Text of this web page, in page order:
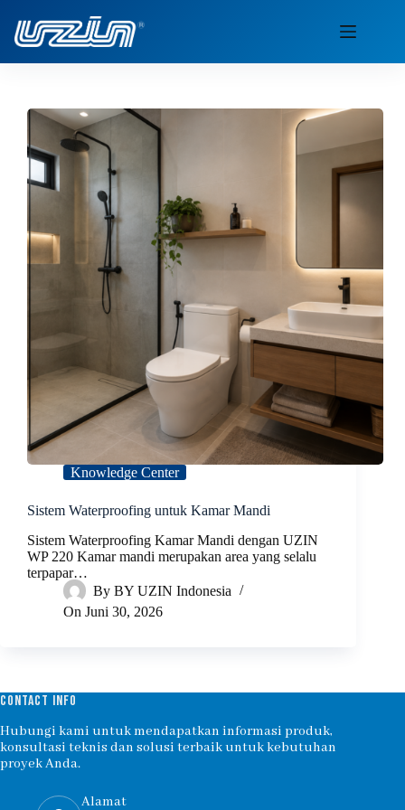
Knowledge Center
Sistem Waterproofing untuk Kamar Mandi
Sistem Waterproofing Kamar Mandi dengan UZIN
WP 220 Kamar mandi merupakan area yang selalu
terpapar…
By BY UZIN Indonesia
On Juni 30, 2026
CONTACT INFO
Hubungi kami untuk mendapatkan informasi produk,
konsultasi teknis dan solusi terbaik untuk kebutuhan
proyek Anda.
Alamat